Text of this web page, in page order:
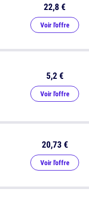
5,2 €
Voir l'offre
22,8 €
Voir l'offre
20,73 €
Voir l'offre